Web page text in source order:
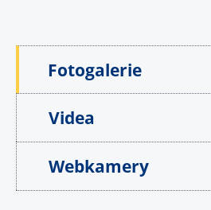
Fotogalerie
Videa
Webkamery